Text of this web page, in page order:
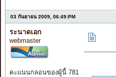
03 กันยายน 2009, 06:49:PM
ระนาดเอก
webmaster
คะแนนกลอนของผู้นี้ 781